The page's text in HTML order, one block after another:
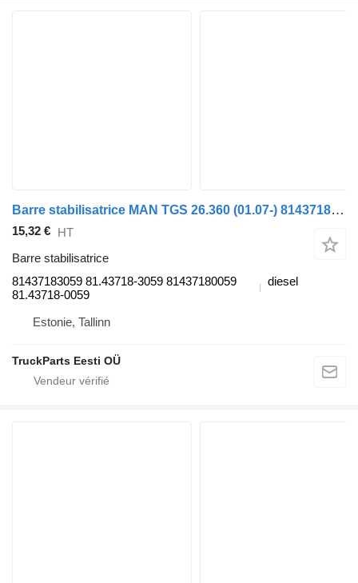
Barre stabilisatrice MAN TGS 26.360 (01.07-) 81437183059 pour tracteur routier MAN TGL, TGM, TGS, TGX (2005-2021)
15,32 € HT
Barre stabilisatrice
81437183059 81.43718-3059 81437180059
81.43718-0059
diesel
Estonie, Tallinn
TruckParts Eesti OÜ